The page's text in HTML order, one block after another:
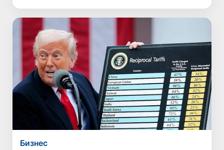
Бизнес